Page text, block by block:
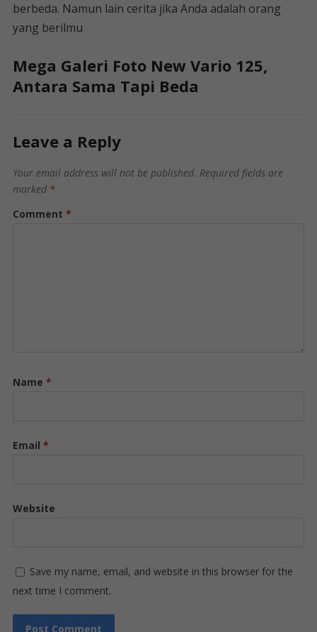
berbeda. Namun lain cerita jika Anda adalah orang
yang berilmu
Mega Galeri Foto New Vario 125,
Antara Sama Tapi Beda
Leave a Reply
Your email address will not be published. Required fields are
marked *
Comment *
Name *
Email *
Website
Save my name, email, and website in this browser for the
next time I comment.